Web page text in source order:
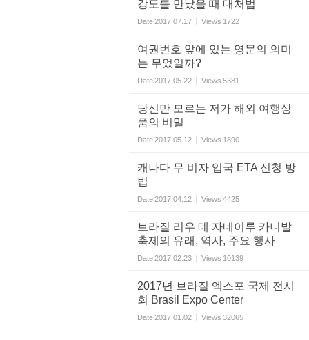
강도를 만났을 때 대처법
Date2017.07.17 Views 1722
여권번호 앞에 있는 영문의 의미
는 무었일까?
Date2017.05.22 Views 5381
당신만 모르는 저가 해외 여행상
품의 비밀
Date2017.05.12 Views 1890
캐나다 무 비자 입국 ETA 신청 방
법
Date2017.04.12 Views 4425
브라질 리우 데 자네이루 카니발
축제의 유래, 역사, 주요 행사
Date2017.02.23 Views 10139
2017년 브라질 엑스포 국제 전시
회 Brasil Expo Center
Date2017.01.02 Views 32065